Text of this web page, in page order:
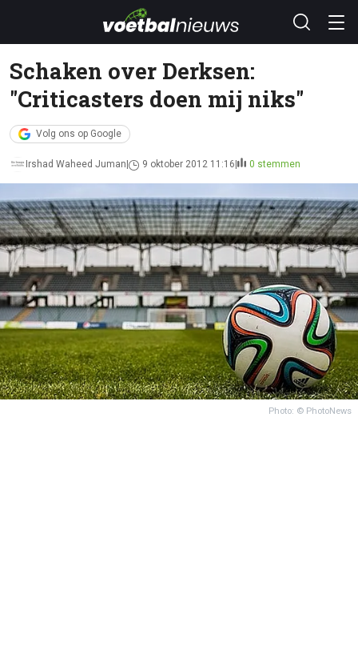
Schaken over Derksen:
"Criticasters doen mij niks"
Volg ons op Google
Irshad Waheed Juman 9 oktober 2012 11:16 0 stemmen
Photo: © PhotoNews